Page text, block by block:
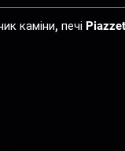
каміни, печі